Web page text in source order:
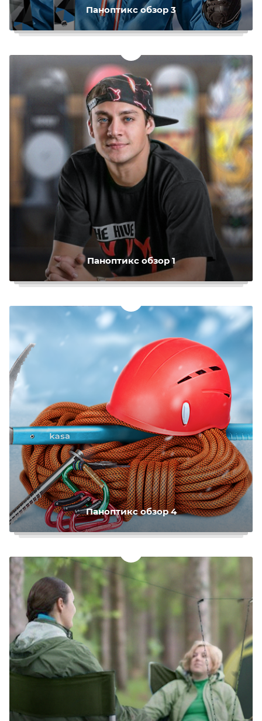
Паноптикс обзор 3
Паноптикс обзор 1
Паноптикс обзор 4